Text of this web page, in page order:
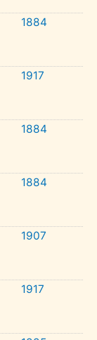
1884
1917
1884
1884
1907
1917